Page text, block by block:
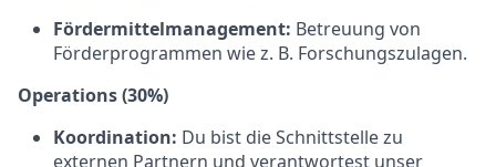
Fördermittelmanagement: Betreuung von
Förderprogrammen wie z. B. Forschungszulagen.
Operations (30%)
Koordination: Du bist die Schnittstelle zu
externen Partnern und verantwortest unser